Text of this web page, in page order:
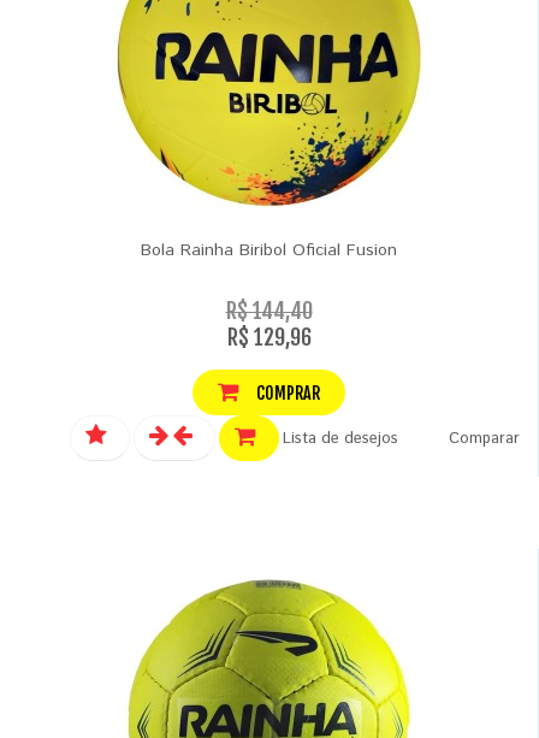
Bola Rainha Biribol Oficial Fusion
R$ 144,40
R$ 129,96
COMPRAR
Lista de desejos Comparar